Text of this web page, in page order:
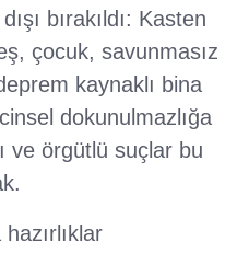
bırakıldı: Kasten
çocuk, savunmasız
kaynaklı bina
dokunulmazlığa
ve örgütlü suçlar bu